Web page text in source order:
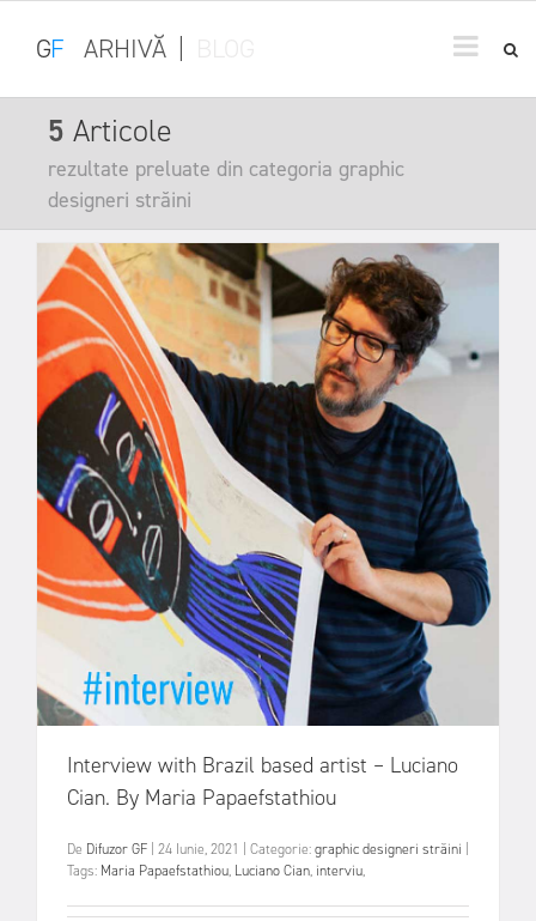
GF ARHIVĂ
5 Articole
rezultate preluate din categoria graphic
designeri străini
Interview with Brazil based artist – Luciano
Cian. By Maria Papaefstathiou
De Difuzor GF 24 Iunie, 2021 Categorie:graphic designeri străini
Tags: Maria Papaefstathiou, Luciano Cian, interviu,